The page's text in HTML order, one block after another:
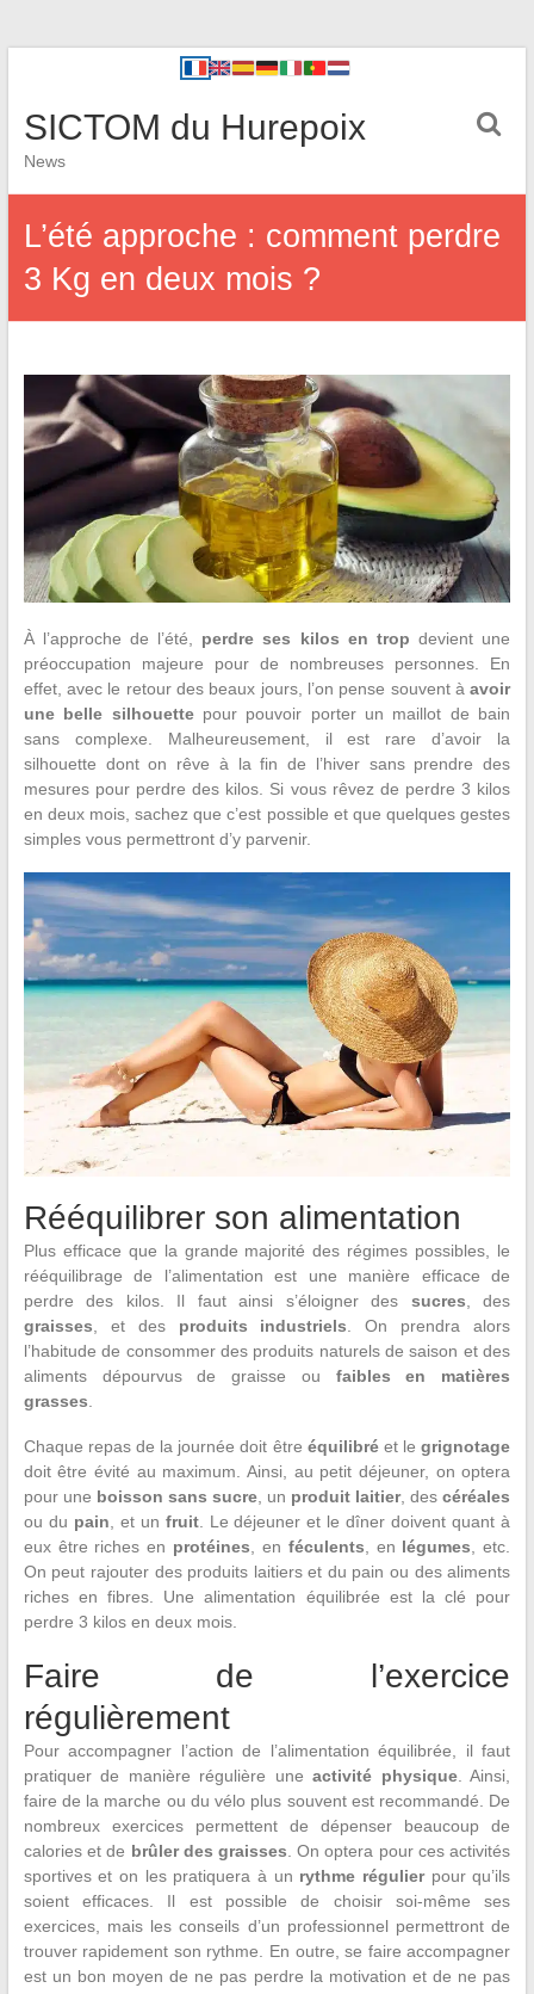
SICTOM du Hurepoix
News
L’été approche : comment perdre
3 Kg en deux mois ?
À l’approche de l’été, perdre ses kilos en trop devient une
préoccupation majeure pour de nombreuses personnes. En
effet, avec le retour des beaux jours, l’on pense souvent àavoir
une belle silhouettepour pouvoir porter un maillot de bain
sans complexe. Malheureusement, il est rare d’avoir la
silhouette dont on rêve à la fin de l’hiver sans prendre des
mesures pour perdre des kilos. Si vous rêvez de perdre 3 kilos
en deux mois, sachez que c’est possible et que quelques gestes
simples vous permettront d’y parvenir.
Rééquilibrer son alimentation
Plus efficace que la grande majorité des régimes possibles, le
rééquilibrage de l’alimentation est une manière efficace de
perdre des kilos. Il faut ainsi s’éloigner des sucres , des
graisses , et des produits industriels . On prendra alors
l’habitude de consommer des produits naturels de saison et des
aliments dépourvus de graisse ou faibles en matières
grasses
Chaque repas de la journée doit être équilibréet legrignotage
doit être évité au maximum. Ainsi, au petit déjeuner, on optera
pour une boisson sans sucre, un produit laitier, descéréales
ou du pain , et un fruit. Le déjeuner et le dîner doivent quant à
eux être riches en protéines , en féculents , en légumes , etc.
On peut rajouter des produits laitiers et du pain ou des aliments
riches en fibres. Une alimentation équilibrée est la clé pour
perdre 3 kilos en deux mois.
Faire de l’exercice
régulièrement
Pour accompagner l’action de l’alimentation équilibrée, il faut
pratiquer de manière régulière uneactivité physique. Ainsi,
faire de la marche ou du vélo plus souvent est recommandé. De
nombreux exercices permettent de dépenser beaucoup de
calories et de brûler des graisses . On optera pour ces activités
sportives et on les pratiquera à un rythme régulierpour qu’ils
soient efficaces. Il est possible de choisir soi-même ses
exercices, mais les conseils d’un professionnel permettront de
trouver rapidement son rythme. En outre, se faire accompagner
est un bon moyen de ne pas perdre la motivation et de ne pas